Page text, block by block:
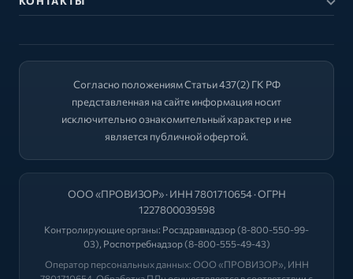
Согласно положениям Статьи 437(2) ГК РФ
представленная на сайте информация носит
исключительно ознакомительный характер и не
является публичной офертой.
ООО «ПРОВИЗОР» · ИНН 7801710654 · ОГРН
1227800039598
Контролирующие органы: Росздравнадзор(8-800-550-99-
03), Роспотребнадзор(8-800-555-49-43)
Оператор персональных данных: ООО «ПРОВИЗОР», ИНН